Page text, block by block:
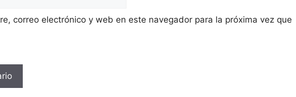
correo electrónico y web en este navegador para la próxima vez que